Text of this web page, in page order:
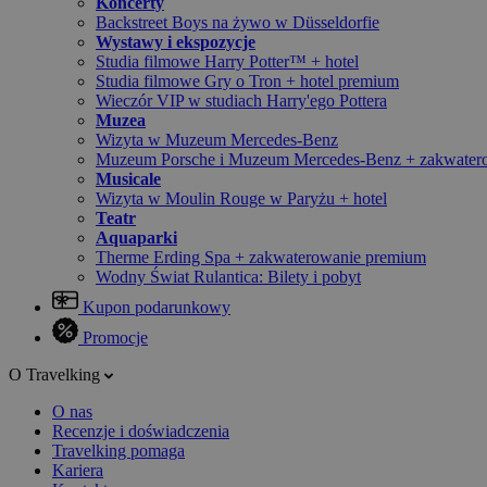
Backstreet Boys na żywo w Düsseldorfie
Wystawy i ekspozycje
Studia filmowe Harry Potter™ + hotel
Studia filmowe Gry o Tron + hotel premium
Wieczór VIP w studiach Harry'ego Pottera
Muzea
Wizyta w Muzeum Mercedes-Benz
Muzeum Porsche i Muzeum Mercedes-Benz +
Musicale
Wizyta w Moulin Rouge w Paryżu + hotel
Teatr
Aquaparki
Therme Erding Spa + zakwaterowanie premium
Wodny Świat Rulantica: Bilety i pobyt
Kupon podarunkowy
Promocje
O Travelking
O nas
Recenzje i doświadczenia
Travelking pomaga
Kariera